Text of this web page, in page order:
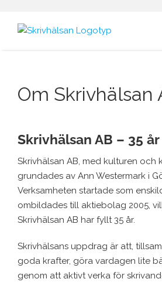
Om Skrivhälsan
Skrivhälsan AB – 35 år
Skrivhälsan AB, med kulturen och
grundades av Ann Westermark i
Verksamheten startade som
ombildades till aktiebolag 2005,
Skrivhälsan AB har fyllt 35 år.
Skrivhälsans uppdrag är att,
goda krafter, göra vardagen lite
genom att aktivt verka för